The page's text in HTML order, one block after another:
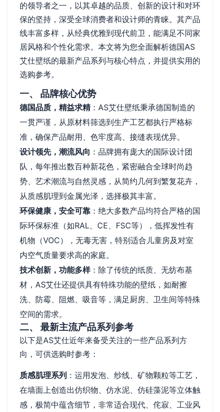
的领导者之一，以其卓越的品质、创新的设计和对环
保的坚持，深受全球消费者和设计师的青睐。其产品
线丰富多样，从经典优雅到现代前卫，能满足不同家
居风格和个性化需求。本文将为您全面解析德国AS
艾仕壁纸的最新产品系列与核心特点，并提供实用的
选购参考。
一、 品牌核心优势
德国品质，精益求精：AS艾仕壁纸秉承德国制造的
一贯严谨，从原材料筛选到生产工艺都执行严格标
准，确保产品耐用、色牢度高、接缝表现优异。
设计领先，潮流风向 ：品牌拥有庞大的国际设计团
队，每年推出数百种新花色，紧密融合全球时尚趋
势、艺术潮流与自然灵感，从简约几何到繁复花卉，
从质感肌理到金属光泽，选择极其丰富。
环保健康，安全可靠 ：绝大多数产品均符合严格的国
际环保标准（如RAL、CE、FSC等），低挥发性有
机物（VOC），无毒无害，特别适合儿童房及对室
内空气质量要求高的家庭。
技术创新，功能多样：除了传统的纸质、无纺布基
材，AS艾仕还提供具有特殊功能的壁纸，如耐擦
洗、防霉、阻燃、吸音等，满足厨房、卫生间等特殊
空间的需求。
二、 最新主流产品系列参考
以下是AS艾仕近年来备受关注的一些产品系列方
向，可供选购时参考：
质感肌理系列 ：运用发泡、纱线、矿物颗粒等工艺，
在墙面上创造出仿织物、仿水泥、仿硅藻泥等立体触
感，极简中蕴含细节，非常适合现代、侘寂、工业风